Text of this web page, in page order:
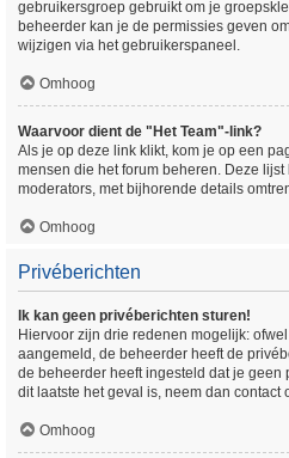
gebruikersgroep gebruikt om je
beheerder kan je de permissies geven
wijzigen via het gebruikerspaneel.
Omhoog
Waarvoor dient de "Het Team"-link?
Als je op deze link klikt, kom je op een
mensen die het forum beheren. Deze
moderators, met bijhorende details
Omhoog
Privéberichten
Ik kan geen privéberichten sturen!
Hiervoor zijn drie redenen mogelijk:
aangemeld, de beheerder heeft de
de beheerder heeft ingesteld dat je geen
dit laatste het geval is, neem dan contact
Omhoog